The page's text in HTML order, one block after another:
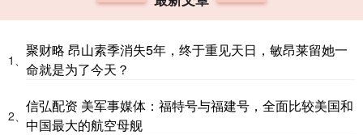
1、
聚财略 昂山素季消失5年，终于重见天日，敏昂莱留她一
命就是为了今天？
2、
信弘配资 美军事媒体：福特号与福建号，全面比较美国和
中国最大的航空母舰